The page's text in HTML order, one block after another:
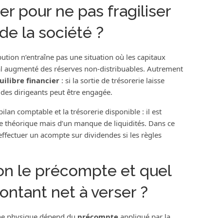
pour ne pas fragiliser
la société ?
n’entraîne pas une situation où les capitaux
des réserves non-distribuables. Autrement
financier: si la sortie de trésorerie laisse
dirigeants peut être engagée.
comptable et la trésorerie disponible : il est
mais d’un manque de liquidités. Dans ce
un acompte sur dividendes si les règles
le précompte et quel
net à verser ?